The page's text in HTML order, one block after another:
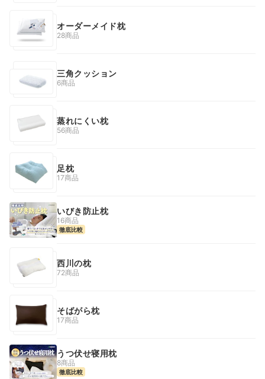
オーダーメイド枕
28商品
三角クッション
6商品
蒸れにくい枕
56商品
足枕
17商品
いびき防止枕
16商品
徹底比較
西川の枕
72商品
そばがら枕
17商品
うつ伏せ寝用枕
8商品
徹底比較